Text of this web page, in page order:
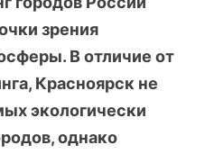
зрения
В отличие от
Красноярск не
экологически
однако